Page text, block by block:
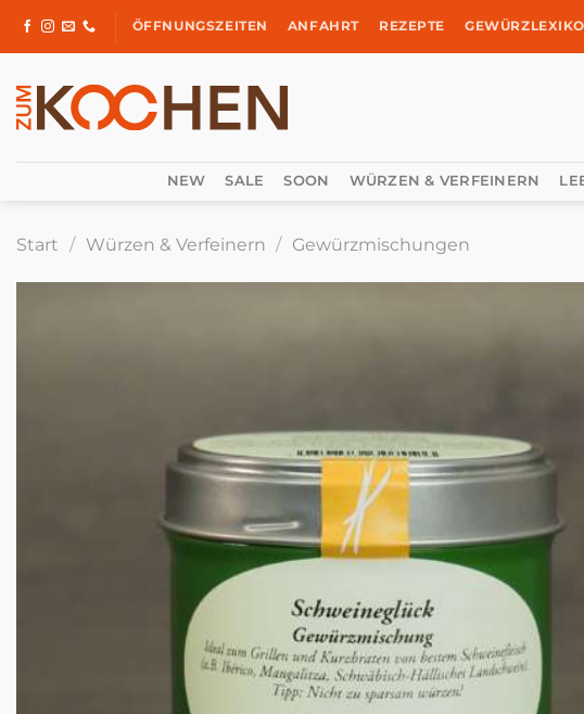
Inhalt
ÖFFNUNGSZEITEN ANFAHRT REZEPTE
NEW SALE SOON WÜRZEN & VERFEINERN
Start / Würzen & Verfeinern / Gewürzmischungen